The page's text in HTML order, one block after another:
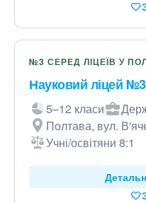
№3 СЕРЕД ЛІЦЕЇВ У
Науковий ліцей №3
5–12 класи
Полтава, вул.
Учні/освітяни 8:1